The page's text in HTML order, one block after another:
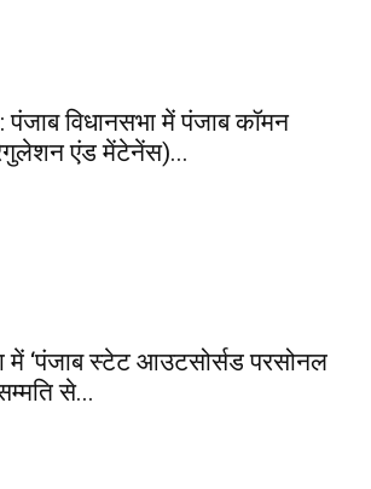
विधानसभा में पंजाब कॉमन
एंड मेंटेनेंस)...
में ‘पंजाब स्टेट आउटसोर्सड परसोनल
से...